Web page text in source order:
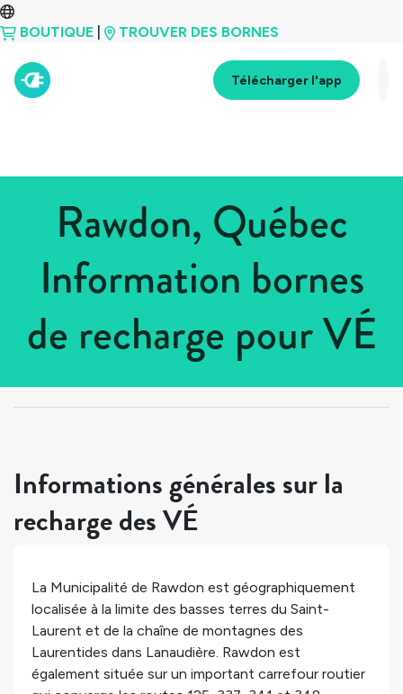
BOUTIQUE TROUVER DES BORNES
Télécharger l'app
Rawdon, Québec
Information bornes
de recharge pour VÉ
> Québec
Informations générales sur la
recharge des VÉ
La Municipalité de Rawdon est géographiquement
localisée à la limite des basses terres du Saint-
Laurent et de la chaîne de montagnes des
Laurentides dans Lanaudière. Rawdon est
également située sur un important carrefour routier